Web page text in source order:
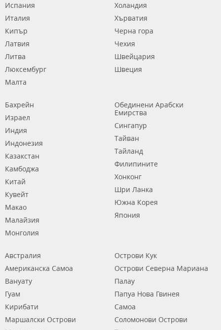
Испания
Италия
Кипър
Латвия
Литва
Люксембург
Малта
Холандия
Хърватия
Черна гора
Чехия
Швейцария
Швеция
Бахрейн
Израел
Индия
Индонезия
Казакстан
Камбоджа
Китай
Кувейт
Макао
Малайзия
Монголия
Обединени Арабски
Емирства
Сингапур
Тайван
Тайланд
Филипините
Хонконг
Шри Ланка
Южна Корея
Япония
Австралия
Американска Самоа
Вануату
Гуам
Кирибати
Маршалски Острови
Острови Кук
Острови Северна Мариана
Палау
Папуа Нова Гвинея
Самоа
Соломонови Острови